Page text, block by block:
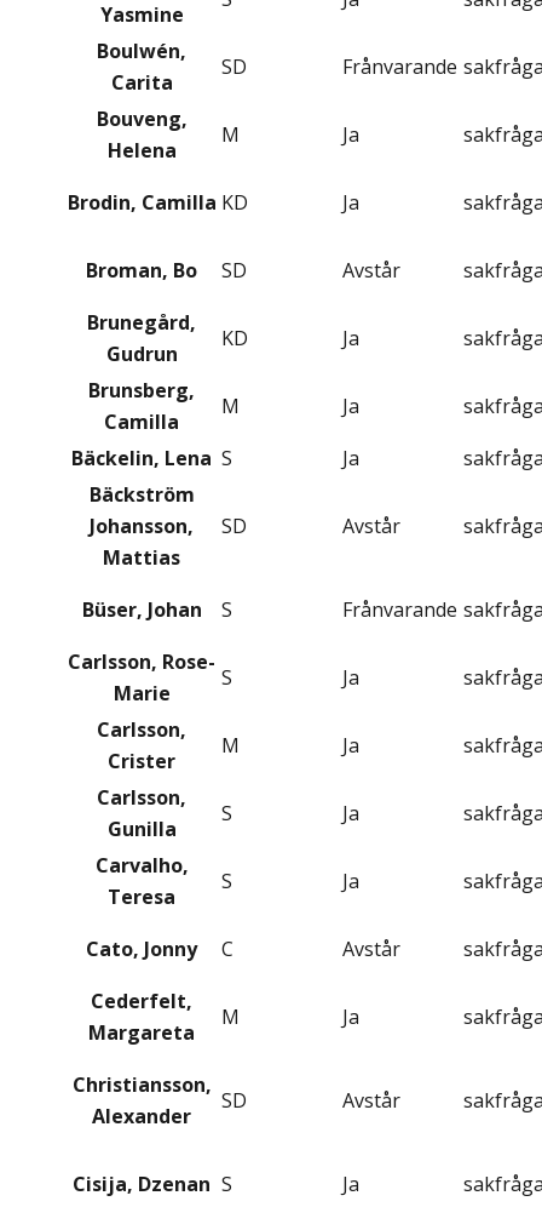
Yasmine
Boulwén,
Carita
SD Frånvarande
Bouveng,
Helena
M Ja
Brodin, Camilla KD Ja
Broman, Bo SD Avstår
Brunegård,
Gudrun
KD Ja
Brunsberg,
Camilla
M Ja
Bäckelin, Lena S Ja
Bäckström
Johansson,
Mattias
SD Avstår
Büser, Johan S Frånvarande
Carlsson, Rose-
Marie
S Ja
Carlsson,
Crister
M Ja
Carlsson,
Gunilla
S Ja
Carvalho,
Teresa
S Ja
Cato, Jonny C Avstår
Cederfelt,
Margareta
M Ja
Christiansson,
Alexander
SD Avstår
Cisija, Dzenan S Ja